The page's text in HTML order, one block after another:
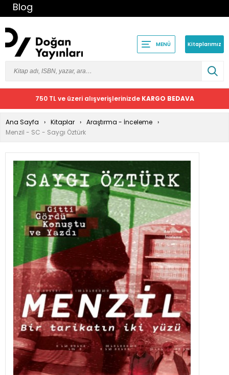
Blog
MENÜ Kitaplarımız
750 TL ve üzeri alışverişlerinizde KARGO BEDAVA
Ana Sayfa Kitaplar
Araştırma - İnceleme
Menzil - SC - Saygı Öztürk